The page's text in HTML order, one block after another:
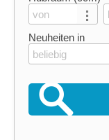
Neuheiten in
beliebig